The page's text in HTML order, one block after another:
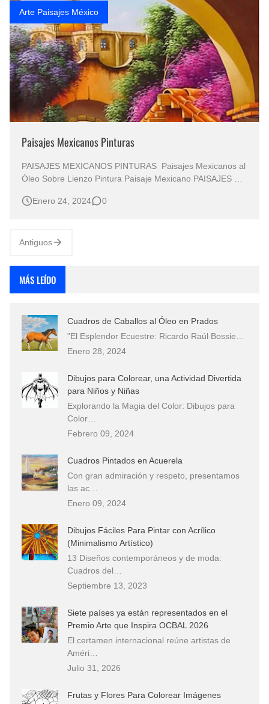
Arte Paisajes México
Paisajes Mexicanos Pinturas
PAISAJES MEXICANOS PINTURAS Paisajes Mexicanos al
Óleo Sobre Lienzo Pintura Paisaje Mexicano PAISAJES DE
Pintados al Óleo "Reflejos Pictóricos de México: Un Viaje a
Enero 24, 2024 0
Antiguos
MÁS LEÍDO
Cuadros de Caballos al Óleo en Prados
"El Esplendor Ecuestre: Ricardo Raúl Bossie…
Enero 28, 2024
Dibujos para Colorear, una Actividad Divertida
para Niños y Niñas
Explorando la Magia del Color: Dibujos para
Color…
Febrero 09, 2024
Cuadros Pintados en Acuerela
Con gran admiración y respeto, presentamos
las ac…
Enero 09, 2024
Dibujos Fáciles Para Pintar con Acrílico
(Minimalismo Artístico)
13 Diseños contemporáneos y de moda:
Cuadros del…
Septiembre 13, 2023
Siete países ya están representados en el
Premio Arte que Inspira OCBAL 2026
El certamen internacional reúne artistas de
Améri…
Julio 31, 2026
Frutas y Flores Para Colorear Imágenes